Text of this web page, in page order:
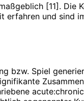
[11]. Die
erfahren und sind
bzw. Spiel